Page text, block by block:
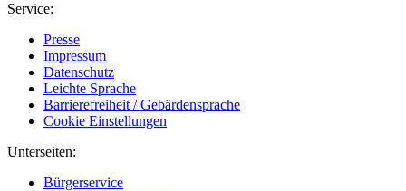
Service:
Presse
Impressum
Datenschutz
Leichte Sprache
Barrierefreiheit / Gebärdensprache
Cookie Einstellungen
Unterseiten:
Bürgerservice